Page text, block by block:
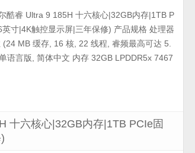
酷睿 Ultra 9 185H 十六核心|32GB内存|1TB P
寸|4K触控显示屏|三年保修) 产品规格 处理器
MB 缓存, 16 核, 22 线程, 睿频最高可达 5.
语言版, 简体中文 内存 32GB LPDDR5x 7467
十六核心|32GB内存|1TB PCIe固